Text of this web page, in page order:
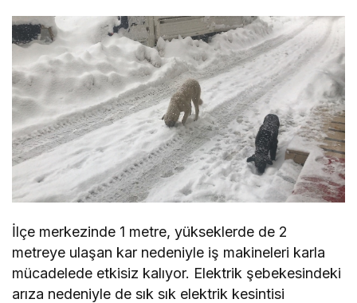
İlçe merkezinde 1 metre, yükseklerde de 2
metreye ulaşan kar nedeniyle iş makineleri karla
mücadelede etkisiz kalıyor. Elektrik şebekesindeki
arıza nedeniyle de sık sık elektrik kesintisi